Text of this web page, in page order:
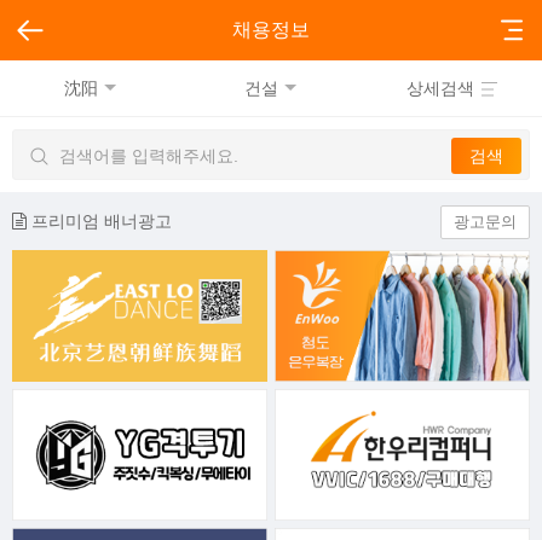
채용정보
沈阳 건설 상세검색
프리미엄 배너광고 광고문의